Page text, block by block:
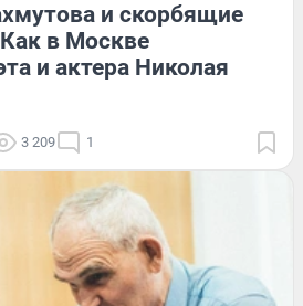
и скорбящие
в Москве
и актера Николая
3 209 1